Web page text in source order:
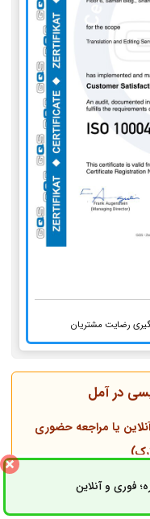
رضایت مشتریان
درآمل
یا مراجعه حضوری
فوری و آنلاینثبت سفارش